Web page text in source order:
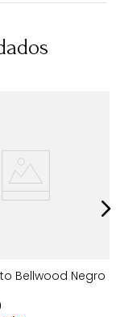
Bellwood Negro